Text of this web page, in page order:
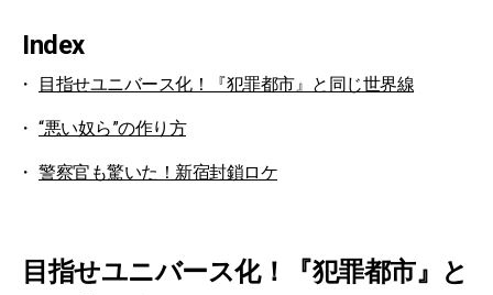
Index
目指せユニバース化！『犯罪都市』と同じ世界線
“悪い奴ら”の作り方
警察官も驚いた！新宿封鎖ロケ
目指せユニバース化！『犯罪都市』と